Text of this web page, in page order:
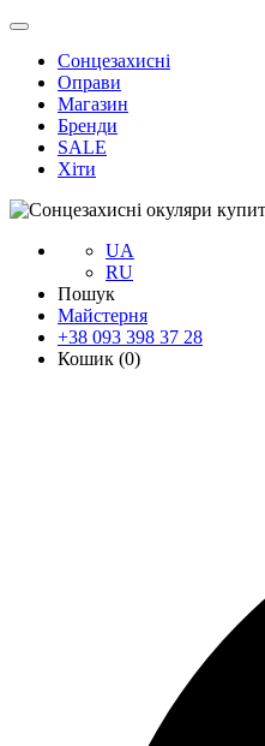
Сонцезахисні
Оправи
Магазин
Бренди
SALE
Хіти
UA
RU
Пошук
Майстерня
+38 093 398 37 28
Кошик (0)